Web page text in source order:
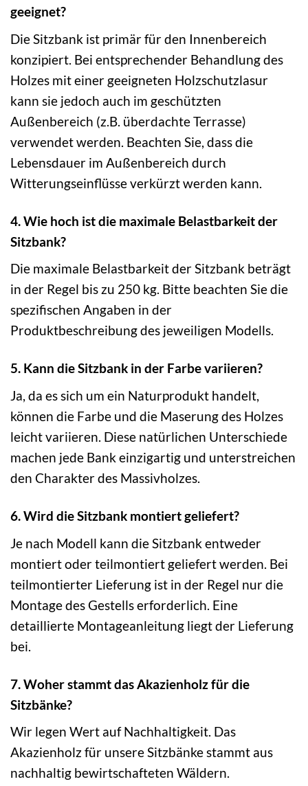
geeignet?
Die Sitzbank ist primär für den Innenbereich
konzipiert. Bei entsprechender Behandlung des
Holzes mit einer geeigneten Holzschutzlasur
kann sie jedoch auch im geschützten
Außenbereich (z.B. überdachte Terrasse)
verwendet werden. Beachten Sie, dass die
Lebensdauer im Außenbereich durch
Witterungseinflüsse verkürzt werden kann.
4. Wie hoch ist die maximale Belastbarkeit der
Sitzbank?
Die maximale Belastbarkeit der Sitzbank beträgt
in der Regel bis zu 250 kg. Bitte beachten Sie die
spezifischen Angaben in der
Produktbeschreibung des jeweiligen Modells.
5. Kann die Sitzbank in der Farbe variieren?
Ja, da es sich um ein Naturprodukt handelt,
können die Farbe und die Maserung des Holzes
leicht variieren. Diese natürlichen Unterschiede
machen jede Bank einzigartig und unterstreichen
den Charakter des Massivholzes.
6. Wird die Sitzbank montiert geliefert?
Je nach Modell kann die Sitzbank entweder
montiert oder teilmontiert geliefert werden. Bei
teilmontierter Lieferung ist in der Regel nur die
Montage des Gestells erforderlich. Eine
detaillierte Montageanleitung liegt der Lieferung
bei.
7. Woher stammt das Akazienholz für die
Sitzbänke?
Wir legen Wert auf Nachhaltigkeit. Das
Akazienholz für unsere Sitzbänke stammt aus
nachhaltig bewirtschafteten Wäldern.